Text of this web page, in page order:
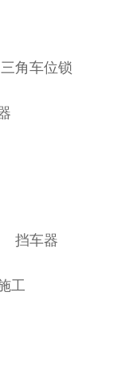
三角车位锁
挡车器